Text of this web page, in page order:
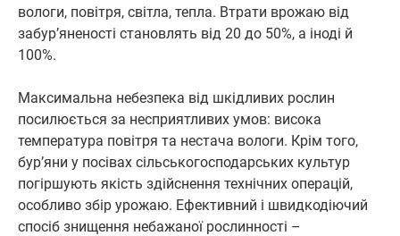
вологи, повітря, світла, тепла. Втрати врожаю від
забур’яненості становлять від 20 до 50%, а іноді й
100%.
Максимальна небезпека від шкідливих рослин
посилюється за несприятливих умов: висока
температура повітря та нестача вологи. Крім того,
бур’яни у посівах сільськогосподарських культур
погіршують якість здійснення технічних операцій,
особливо збір урожаю. Ефективний і швидкодіючий
спосіб знищення небажаної рослинності –